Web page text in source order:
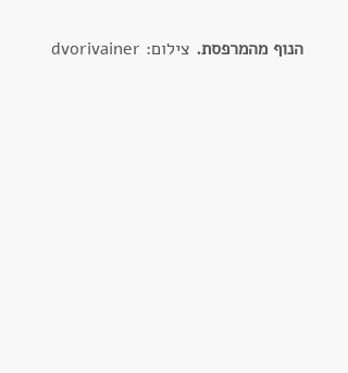
הנוף מהמרפסת. צילום: dvorivainer